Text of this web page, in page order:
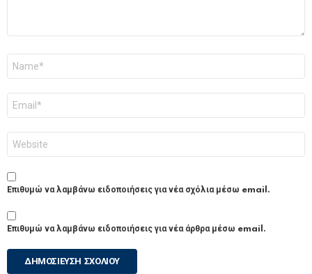
Επιθυμώ να λαμβάνω ειδοποιήσεις για νέα σχόλια μέσω email.
Επιθυμώ να λαμβάνω ειδοποιήσεις για νέα άρθρα μέσω email.